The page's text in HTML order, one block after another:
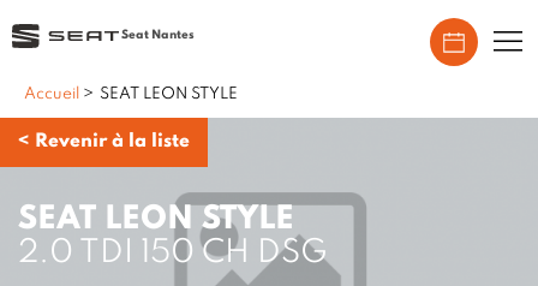
Seat Nantes
Accueil > SEAT LEON STYLE
< Revenir à la liste
SEAT LEON STYLE
2.0 TDI 150 CH DSG